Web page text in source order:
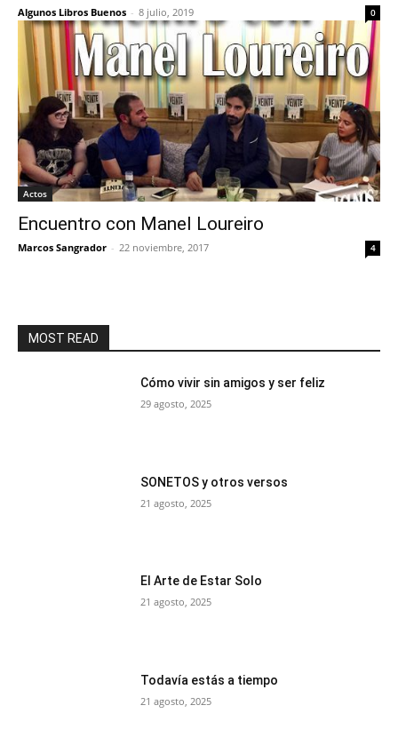
Algunos Libros Buenos - 8 julio, 2019 0
Actos
Encuentro con Manel Loureiro
Marcos Sangrador - 22 noviembre, 2017 4
MOST READ
Cómo vivir sin amigos y ser feliz
29 agosto, 2025
SONETOS y otros versos
21 agosto, 2025
El Arte de Estar Solo
21 agosto, 2025
Todavía estás a tiempo
21 agosto, 2025